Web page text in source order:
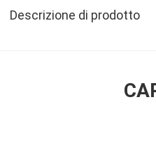
Descrizione di prodotto